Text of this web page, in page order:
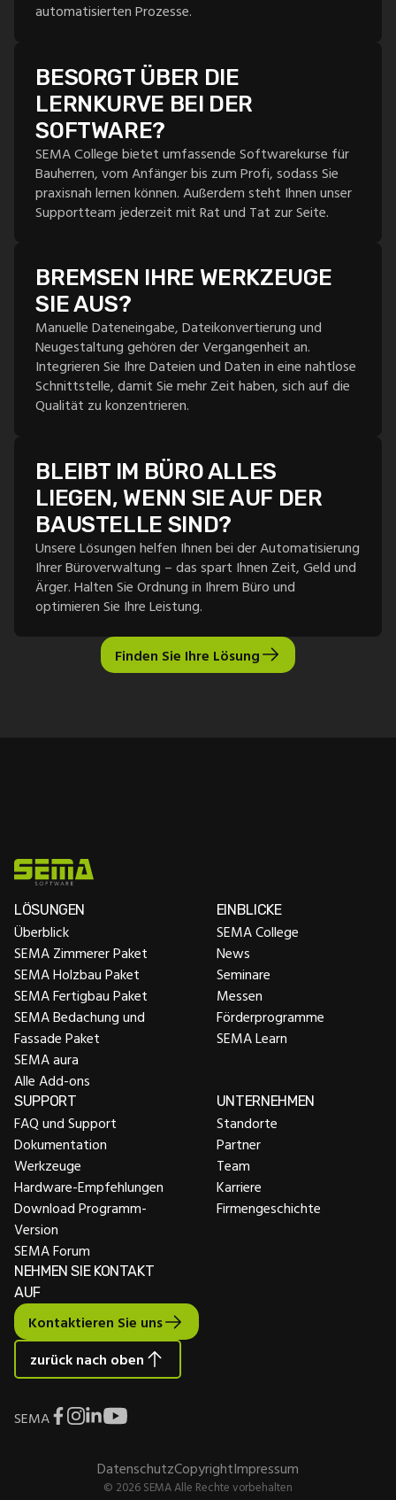
automatisierten Prozesse.
BESORGT ÜBER DIE
LERNKURVE BEI DER
SOFTWARE?
SEMA College bietet umfassende Softwarekurse für
Bauherren, vom Anfänger bis zum Profi, sodass Sie
praxisnah lernen können. Außerdem steht Ihnen unser
Supportteam jederzeit mit Rat und Tat zur Seite.
BREMSEN IHRE WERKZEUGE
SIE AUS?
Manuelle Dateneingabe, Dateikonvertierung und
Neugestaltung gehören der Vergangenheit an.
Integrieren Sie Ihre Dateien und Daten in eine nahtlose
Schnittstelle, damit Sie mehr Zeit haben, sich auf die
Qualität zu konzentrieren.
BLEIBT IM BÜRO ALLES
LIEGEN, WENN SIE AUF DER
BAUSTELLE SIND?
Unsere Lösungen helfen Ihnen bei der Automatisierung
Ihrer Büroverwaltung – das spart Ihnen Zeit, Geld und
Ärger. Halten Sie Ordnung in Ihrem Büro und
optimieren Sie Ihre Leistung.
Finden Sie Ihre Lösung
LÖSUNGEN
Überblick
SEMA Zimmerer Paket
SEMA Holzbau Paket
SEMA Fertigbau Paket
SEMA Bedachung und
Fassade Paket
SEMA aura
Alle Add-ons
EINBLICKE
SEMA College
News
Seminare
Messen
Förderprogramme
SEMA Learn
SUPPORT
FAQ und Support
Dokumentation
Werkzeuge
Hardware-Empfehlungen
Download Programm-
Version
SEMA Forum
UNTERNEHMEN
Standorte
Partner
Team
Karriere
Firmengeschichte
NEHMEN SIE KONTAKT
AUF
Kontaktieren Sie uns
zurück nach oben
SEMA
DatenschutzCopyrightImpressum
© 2026 SEMA Alle Rechte vorbehalten